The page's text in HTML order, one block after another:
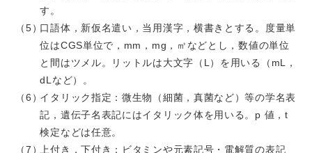
す。
口語体，新仮名遣い，当用漢字，横書きとする。度量単
位はCGS単位で，mm，mg，㎡などとし，数値の単位
と間はツメル。リットルは大文字（L）を用いる（mL，
dLなど）。
イタリック指定：微生物（細菌，真菌など）等の学名表
記，遺伝子名表記にはイタリック体を用いる。p 値，t
検定などは任意。
上付き，下付き：ビタミンや元素記号・電解質の表記